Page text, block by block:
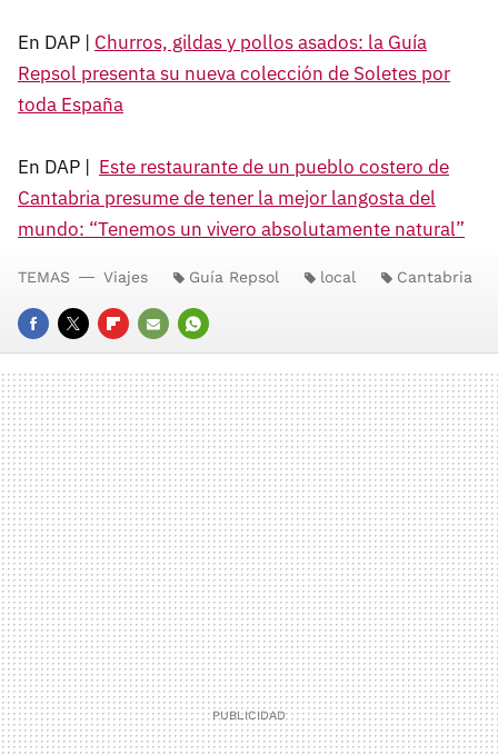
En DAP | Churros, gildas y pollos asados: la Guía
Repsol presenta su nueva colección de Soletes por
toda España
En DAP | Este restaurante de un pueblo costero de
Cantabria presume de tener la mejor langosta del
mundo: “Tenemos un vivero absolutamente natural”
FACEBOOK
TWITTERFLIPBOARD
E-
MAIL
WHATSAPP
TEMAS Viajes Guía Repsol local Cantabria